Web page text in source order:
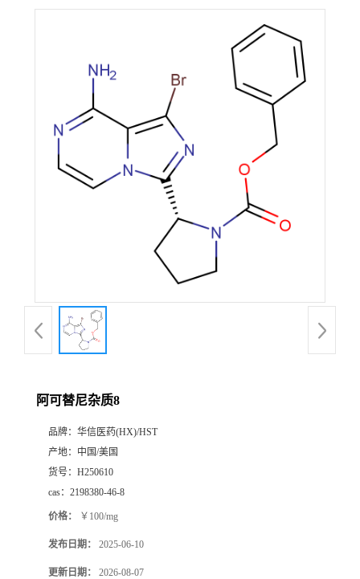
司
书
誉
阿可替尼杂质8
品牌： 华信医药(HX)/HST
产地： 中国/美国
货号： H250610
cas： 2198380-46-8
价格： ￥100/mg
发布日期： 2025-06-10
更新日期： 2026-08-07